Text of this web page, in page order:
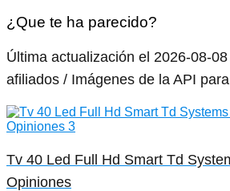
¿Que te ha parecido?
Última actualización el 2026-08-
afiliados / Imágenes de la API
Tv 40 Led Full Hd Smart Td
Opiniones